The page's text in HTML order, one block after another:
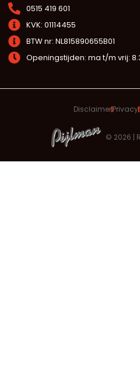
0515 419 601
KVK: 01114455
BTW nr: NL815890655B01
Openingstijden: ma t/m vrij:
© 2026 |
DisclaimerPrivacy